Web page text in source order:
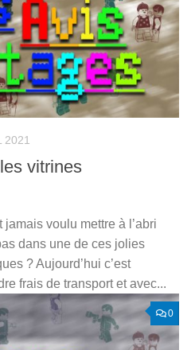
2021
vitrines
jamais voulu mettre à l’abri
dans une de ces jolies
? Aujourd’hui c’est
frais de transport et avec...
0